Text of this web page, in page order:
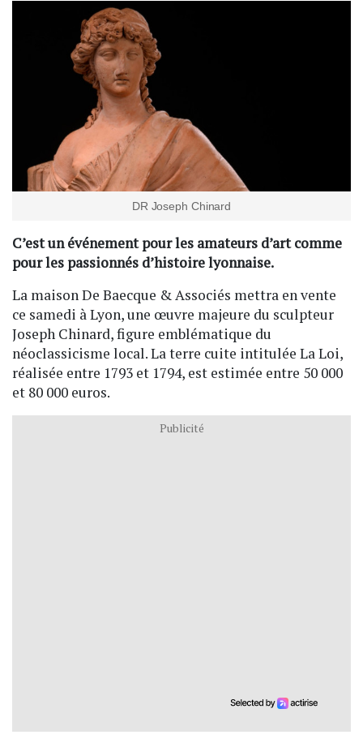
DR Joseph Chinard
C’est un événement pour les amateurs d’art comme
pour les passionnés d’histoire lyonnaise.
La maison De Baecque & Associés mettra en vente
ce samedi à Lyon, une œuvre majeure du sculpteur
Joseph Chinard, figure emblématique du
néoclassicisme local. La terre cuite intitulée La Loi,
réalisée entre 1793 et 1794, est estimée entre 50 000
et 80 000 euros.
Publicité